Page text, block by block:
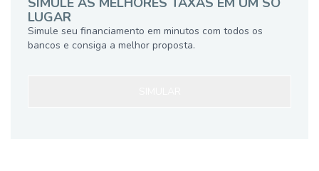
LUGAR
Simule seu financiamento em minutos com todos os
bancos e consiga a melhor proposta.